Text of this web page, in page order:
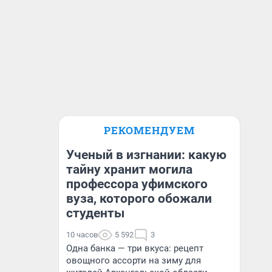
РЕКОМЕНДУЕМ
Ученый в изгнании: какую
тайну хранит могила
профессора уфимского
вуза, которого обожали
студенты
10 часов 5 592 3
Одна банка — три вкуса: рецепт
овощного ассорти на зиму для